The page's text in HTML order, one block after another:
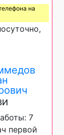
на
7
первой